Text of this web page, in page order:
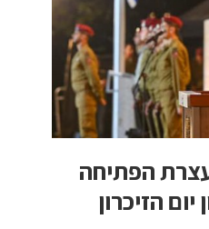
הפתיחה
הזיכרון